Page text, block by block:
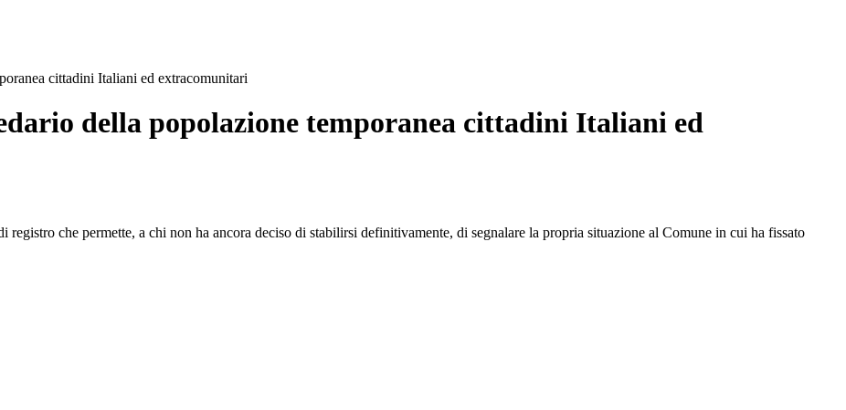
cittadini Italiani ed extracomunitari
della popolazione temporanea cittadini Italiani ed
che permette, a chi non ha ancora deciso di stabilirsi definitivamente, di segnalare la propria situazione al Comune in cui ha fissato